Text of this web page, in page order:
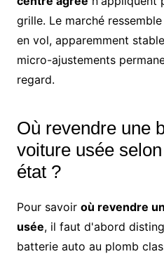
grille. Le marché
en vol, apparemment
micro-ajustements
regard.
Où revendre une
voiture usée
état ?
Pour savoir où revendre
usée, il faut d'abord
batterie auto au plomb